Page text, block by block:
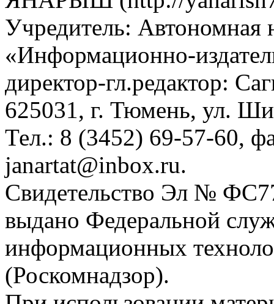
Учредитель: Автономная
«Информационно-
директор-гл.редактор:
625031, г. Тюмень, ул.
Тел.: 8 (3452) 69-57-60,
janartat@inbox.ru.
Свидетельство Эл №
выдано Федеральной
информационных
(Роскомнадзор).